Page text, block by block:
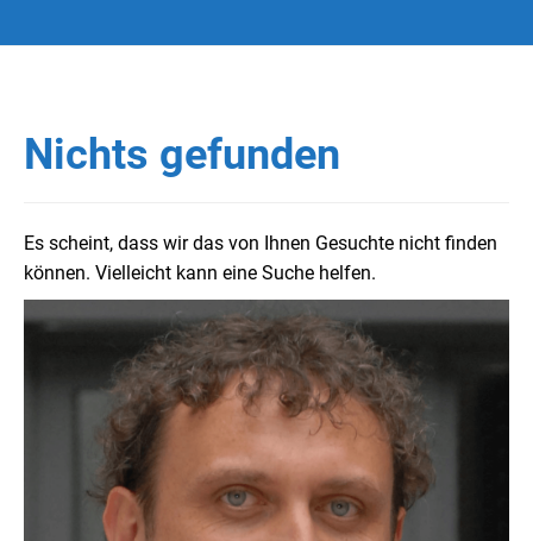
Nichts gefunden
Es scheint, dass wir das von Ihnen Gesuchte nicht finden
können. Vielleicht kann eine Suche helfen.